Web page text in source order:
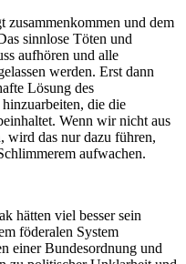
zusammenkommen und dem
sinnlose Töten und
aufhören und alle
werden. Erst dann
Lösung des
die die
Wenn wir nicht aus
wird das nur dazu führen,
aufwachen.
hätten viel besser sein
föderalen System
einer Bundesordnung und